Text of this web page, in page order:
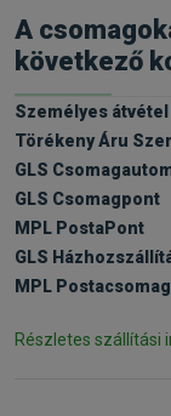
A
következő
Személyes
Törékeny Áru
GLS
GLS Csomagpont
MPL PostaPont
GLS
MPL Postacsomag
Részletes szállítási